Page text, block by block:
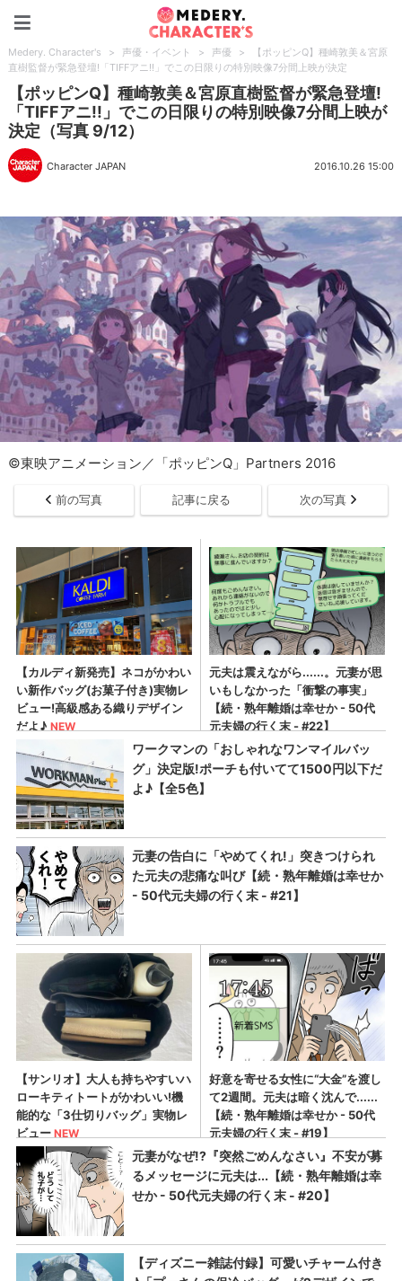
Medery. Character's > 声優・イベント > 声優 >
【ポッピンQ】種崎敦美＆宮原
直樹監督が緊急登壇!「TIFFアニ!!」でこの日限りの特別映像7分間上映が決定
【ポッピンQ】種崎敦美＆宮原直樹監督が緊急登壇!
「TIFFアニ!!」でこの日限りの特別映像7分間上映が
決定（写真 9/12）
Character JAPAN 2016.10.26 15:00
©東映アニメーション／「ポッピンQ」Partners 2016
前の写真 記事に戻る 次の写真